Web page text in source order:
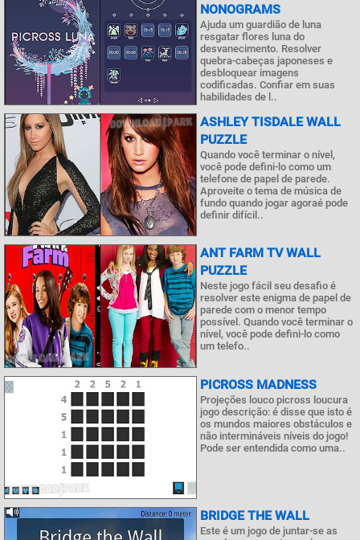
NONOGRAMS
Ajuda um guardião de luna
resgatar flores luna do
desvanecimento. Resolver
quebra-cabeças japoneses e
desbloquear imagens
codificadas. Confiar em suas
habilidades de l..
ASHLEY TISDALE WALL
PUZZLE
Quando você terminar o nível,
você pode defini-lo como um
telefone de papel de parede.
Aproveite o tema de música de
fundo quando jogar agoraé pode
definir difícil..
ANT FARM TV WALL
PUZZLE
Neste jogo fácil seu desafio é
resolver este enigma de papel de
parede com o menor tempo
possível. Quando você terminar o
nível, você pode defini-lo como
um telefo..
PICROSS MADNESS
Projeções louco picross loucura
jogo descrição: é disse que isto é
os mundos maiores obstáculos e
não intermináveis níveis do jogo!
Pode ser entendida como uma..
BRIDGE THE WALL
Este é um jogo de juntar-se as